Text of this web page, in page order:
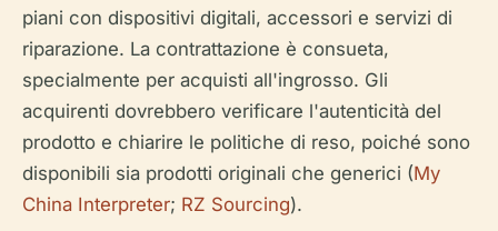
piani con dispositivi digitali, accessori e servizi di
riparazione. La contrattazione è consueta,
specialmente per acquisti all'ingrosso. Gli
acquirenti dovrebbero verificare l'autenticità del
prodotto e chiarire le politiche di reso, poiché sono
disponibili sia prodotti originali che generici (My
China Interpreter; RZ Sourcing).